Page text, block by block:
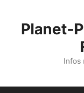
springenPlanet-
Infos